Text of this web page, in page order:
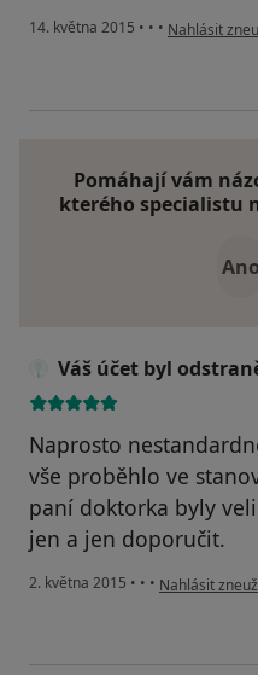
14. května 2015 • • • podle názoru
Nahlásit
Pomáhají vám
kterého specialistu
Ano
Váš účet byl
Naprosto
vše proběhlo ve
paní doktorka byly
jen a jen doporučit.
2. května 2015 • • • podle názoru
Nahlásit